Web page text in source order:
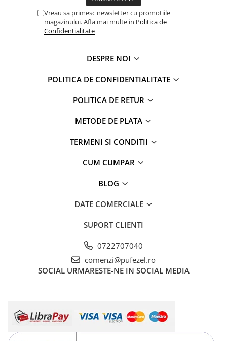
Vreau sa primesc newsletter cu promotiile
magazinului. Afla mai multe in Politica de
Confidentialitate
DESPRE NOI
POLITICA DE CONFIDENTIALITATE
POLITICA DE RETUR
METODE DE PLATA
TERMENI SI CONDITII
CUM CUMPAR
BLOG
DATE COMERCIALE
SUPORT CLIENTI
0722707040
comenzi@pufezel.ro
SOCIAL URMARESTE-NE IN SOCIAL MEDIA